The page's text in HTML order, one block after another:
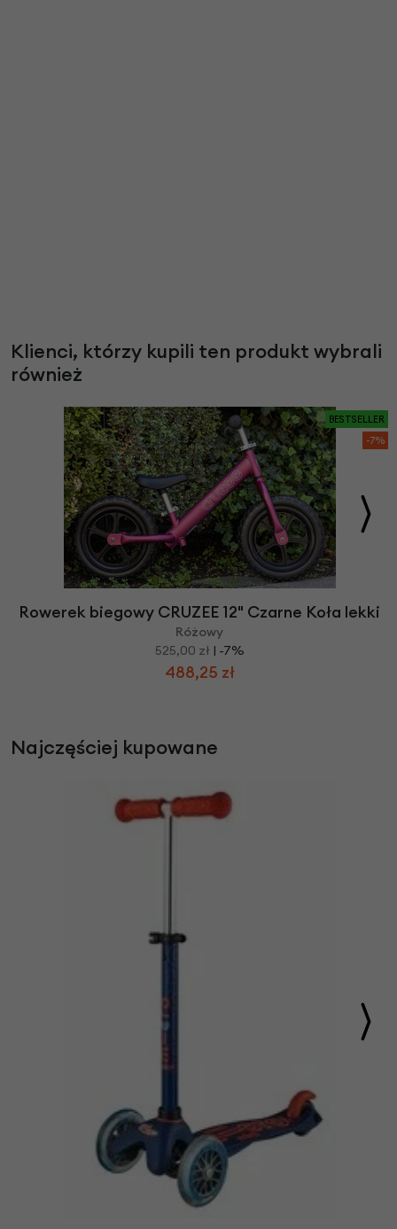
Klienci, którzy kupili ten produkt wybrali
również
BESTSELLER
-7%
Rowerek biegowy CRUZEE 12" Czarne Koła lekki
Różowy
525,00 zł | -7%
488,25 zł
Najczęściej kupowane